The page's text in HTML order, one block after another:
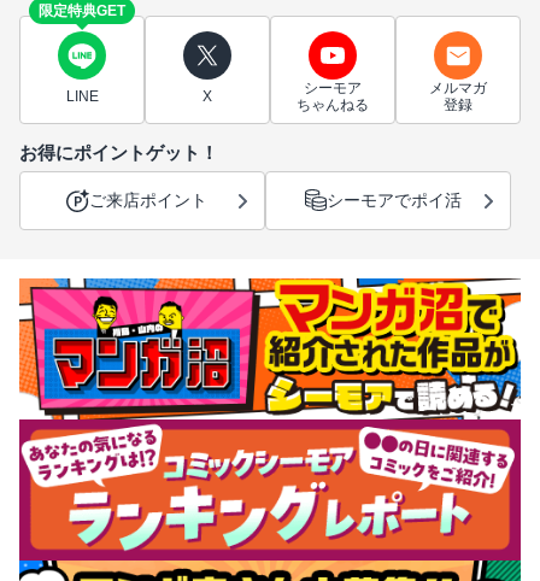
限定特典GET
LINE X
シーモア
ちゃんねる
メルマガ
登録
お得にポイントゲット！
ご来店ポイント シーモアでポイ活